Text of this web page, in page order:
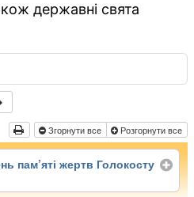
державні свята
Згорнути все Розгорнути все
пам’яті жертв Голокосту